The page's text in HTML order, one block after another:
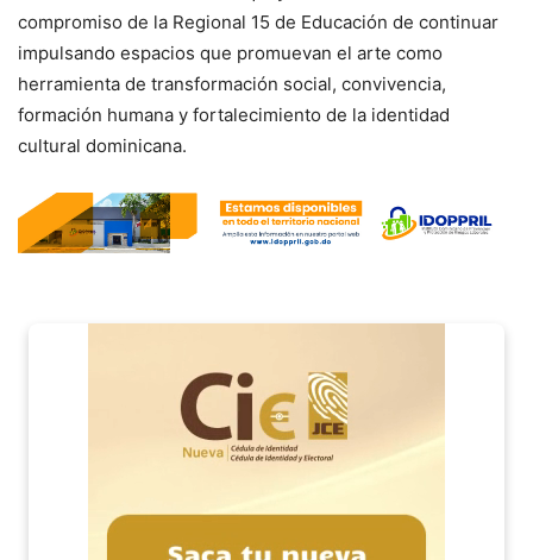
compromiso de la Regional 15 de Educación de continuar
impulsando espacios que promuevan el arte como
herramienta de transformación social, convivencia,
formación humana y fortalecimiento de la identidad
cultural dominicana.